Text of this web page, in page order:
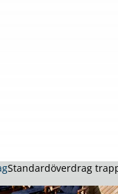
Standardöverdrag